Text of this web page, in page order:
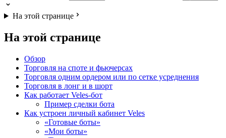
На этой странице
На этой странице
Обзор
Торговля на споте и фьючерсах
Торговля одним ордером или по сетке усреднения
Торговля в лонг и в шорт
Как работает Veles-бот
Пример сделки бота
Как устроен личный кабинет Veles
«Готовые боты»
«Мои боты»